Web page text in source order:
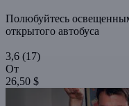
Полюбуйтесь
открытого автобуса
3,6 (17)
От
26,50 $